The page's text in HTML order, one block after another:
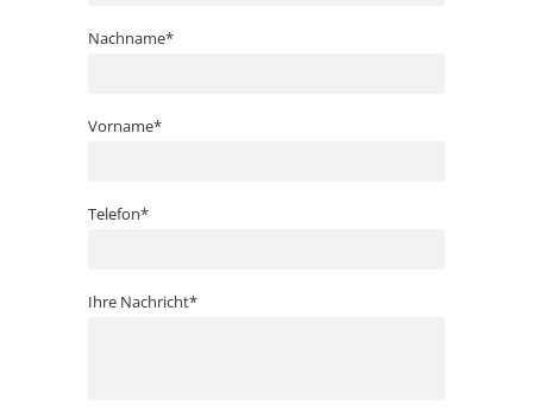
Nachname*
Vorname*
Telefon*
Ihre Nachricht*